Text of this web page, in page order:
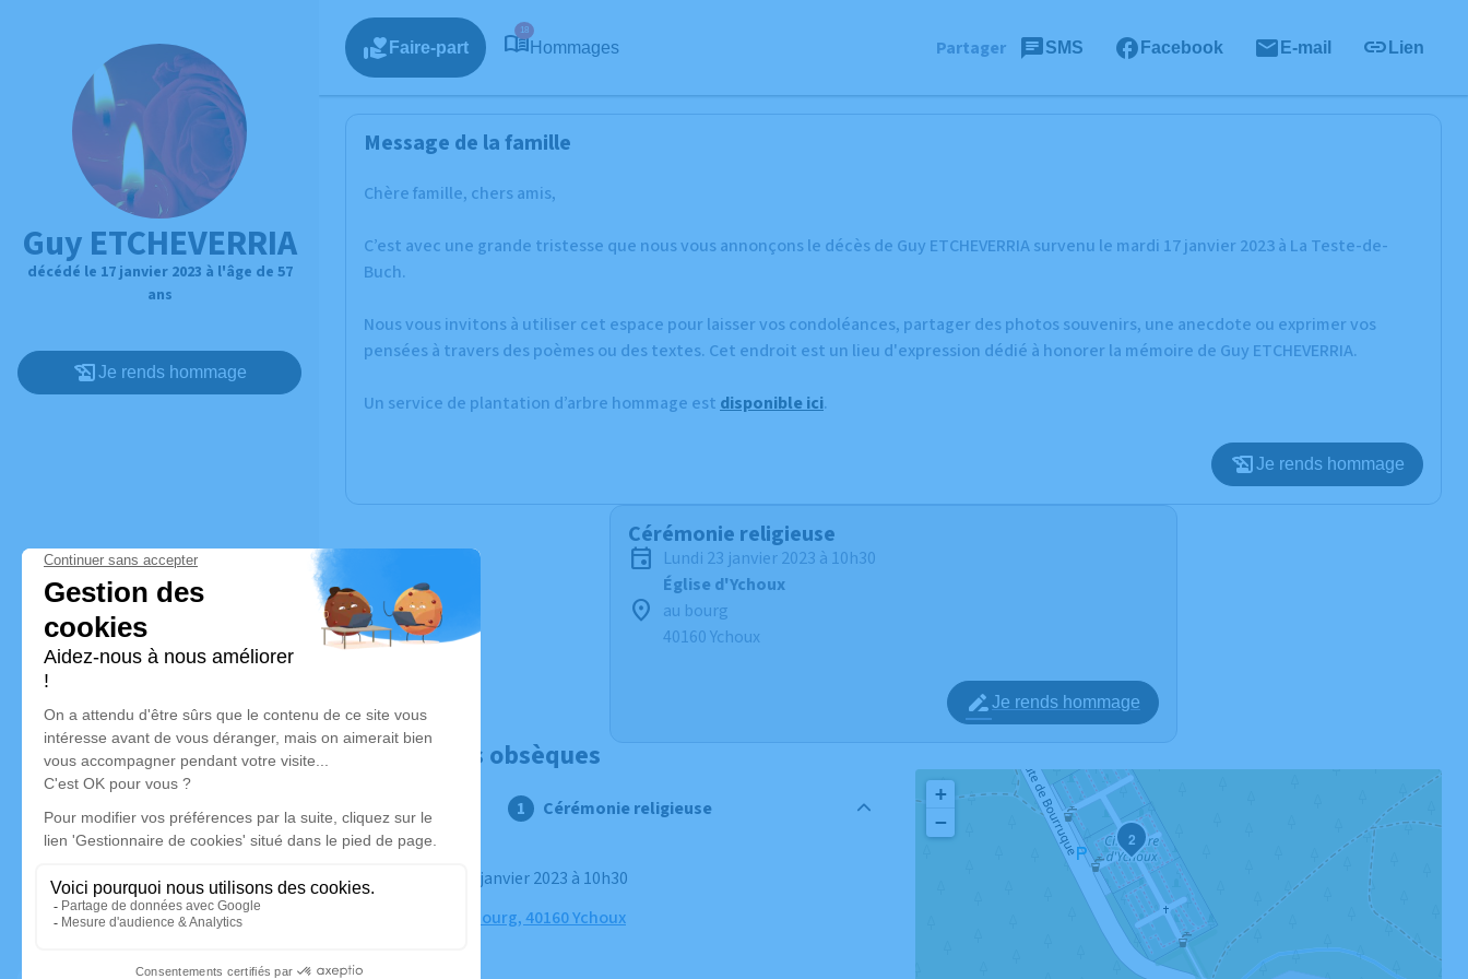
Guy ETCHEVERRIA
décédé le 17 janvier 2023 à l'âge de 57
ans
Je rends hommage
Faire-part
18
Hommages Partager SMS Facebook E-mail Lien
Message de la famille
Chère famille, chers amis,
C’est avec une grande tristesse que nous vous annonçons le décès de Guy ETCHEVERRIA survenu le mardi 17 janvier 2023 à La Teste-de-
Buch.
Nous vous invitons à utiliser cet espace pour laisser vos condoléances, partager des photos souvenirs, une anecdote ou exprimer vos
pensées à travers des poèmes ou des textes. Cet endroit est un lieu d'expression dédié à honorer la mémoire de Guy ETCHEVERRIA.
Un service de plantation d’arbre hommage est disponible ici.
Je rends hommage
Cérémonie religieuse
lundi 23 janvier 2023 à 10h30
Église d'Ychoux
au bourg
40160 Ychoux
Je rends hommage
Déroulé des obsèques
Cérémonie religieuse
Le lundi 23 janvier 2023 à 10h30
Église, au bourg, 40160 Ychoux
2
+
−